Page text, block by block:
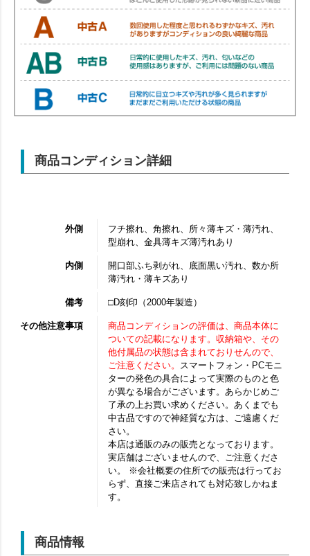
商品コンディション詳細
外側
フチ擦れ、角擦れ、所々薄キズ・薄汚れ、
型崩れ、金具薄キズ薄汚れあり
内側
開口部ふち剥がれ、底面黒い汚れ、数か所
薄汚れ・薄キズあり
備考 □D刻印（2000年製造）
その他注意事項
商品コンディションの評価は、商品本体に
ついての記載になります。収納箱や、その
他付属品の状態は含まれておりせんので、
ご注意ください。 スマートフォン・PCモニ
ターの発色の具合によって実際のものと色
が異なる場合がございます。あらかじめご
了承の上お買い求めください。あくまでも
中古品ですので神経質な方は、ご遠慮くだ
さい。
本店は通販のみの販売となっております。
実店舗はございませんので、ご注意くださ
い。 ※会社概要の住所での販売は行ってお
らず、直接ご来店されても対応致しかねま
す。
商品情報